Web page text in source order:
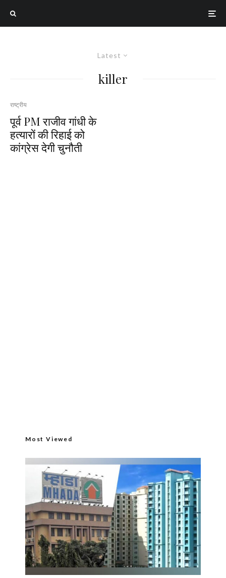
Latest
killer
राष्ट्रीय
पूर्व PM राजीव गांधी के
हत्यारों की रिहाई को
कांग्रेस देगी चुनौती
Most Viewed